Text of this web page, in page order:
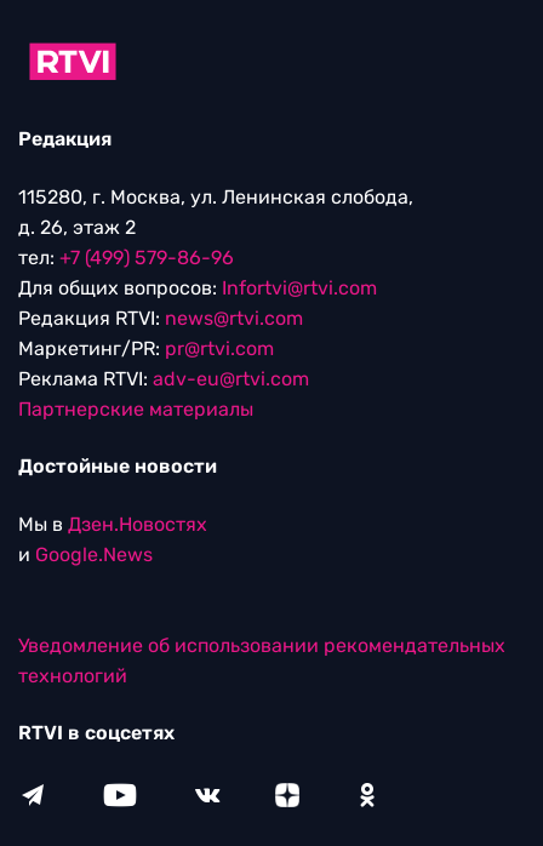
Редакция
115280, г. Москва, ул. Ленинская слобода,
д. 26, этаж 2
тел: +7 (499) 579-86-96
Для общих вопросов: Infortvi@rtvi.com
Редакция RTVI: news@rtvi.com
Маркетинг/PR: pr@rtvi.com
Реклама RTVI: adv-eu@rtvi.com
Партнерские материалы
Достойные новости
Мы в Дзен.Новостях
и Google.News
Уведомление об использовании рекомендательных
технологий
RTVI в соцсетях